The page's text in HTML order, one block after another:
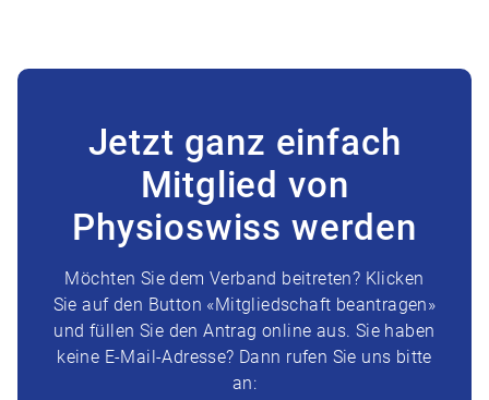
Jetzt ganz einfach
Mitglied von
Physioswiss werden
Möchten Sie dem Verband beitreten? Klicken
Sie auf den Button «Mitgliedschaft beantragen»
und füllen Sie den Antrag online aus. Sie haben
keine E-Mail-Adresse? Dann rufen Sie uns bitte
an: